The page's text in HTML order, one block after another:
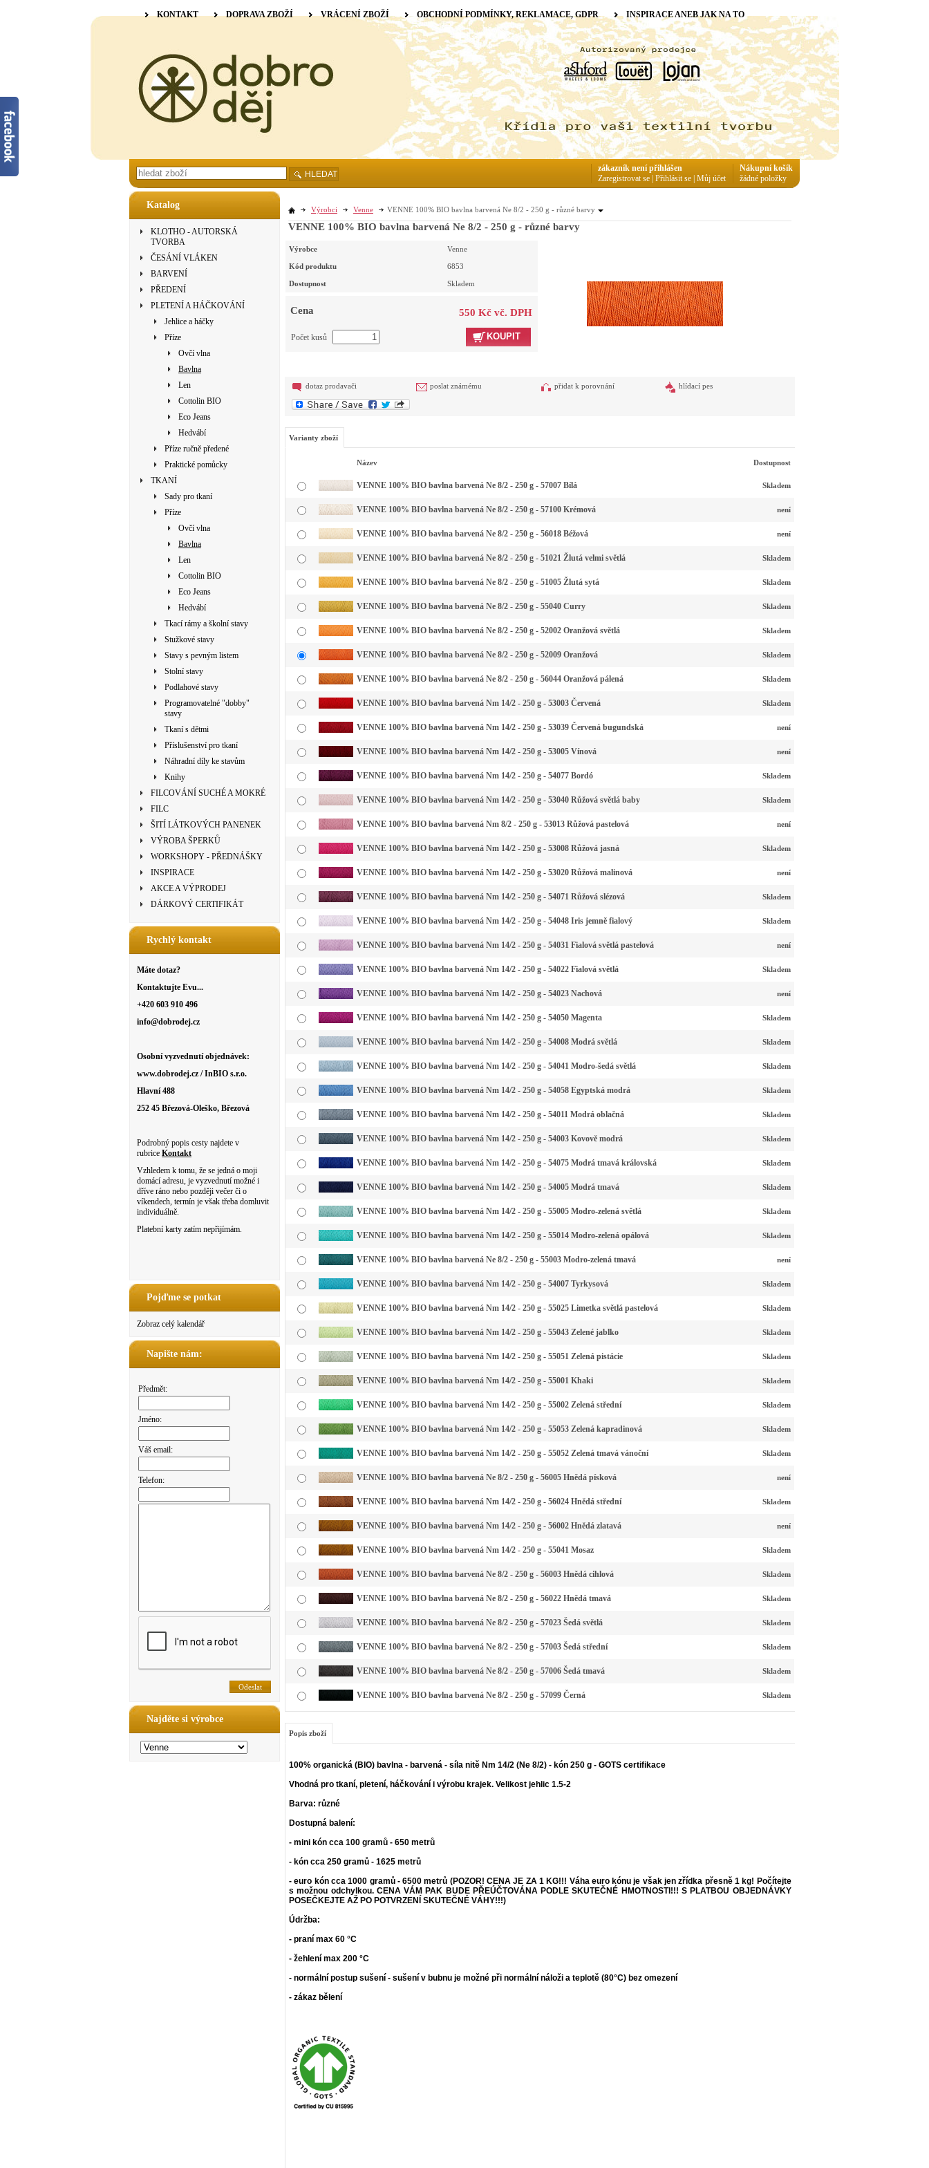
Katalog
KLOTHO - AUTORSKÁ
TVORBA
ČESÁNÍ VLÁKEN
BARVENÍ
PŘEDENÍ
PLETENÍ A HÁČKOVÁNÍ
Jehlice a háčky
Příze
Ovčí vlna
Bavlna
Len
Cottolin BIO
Eco Jeans
Hedvábí
Příze ručně předené
Praktické pomůcky
TKANÍ
Sady pro tkaní
Příze
Ovčí vlna
Bavlna
Len
Cottolin BIO
Eco Jeans
Hedvábí
Tkací rámy a školní stavy
Stužkové stavy
Stavy s pevným listem
Stolní stavy
Podlahové stavy
Programovatelné "dobby"
stavy
Tkaní s dětmi
Příslušenství pro tkaní
Náhradní díly ke stavům
Knihy
FILCOVÁNÍ SUCHÉ A MOKRÉ
FILC
ŠITÍ LÁTKOVÝCH PANENEK
VÝROBA ŠPERKŮ
WORKSHOPY - PŘEDNÁŠKY
INSPIRACE
AKCE A VÝPRODEJ
DÁRKOVÝ CERTIFIKÁT
Rychlý kontakt
Máte dotaz?
Kontaktujte Evu...
+420 603 910 496
info@dobrodej.cz
Osobní vyzvednutí objednávek:
www.dobrodej.cz / InBIO s.r.o.
Hlavní 488
252 45 Březová-Oleško, Březová
Podrobný popis cesty najdete v
rubrice Kontakt
Vzhledem k tomu, že se jedná o moji
domácí adresu, je vyzvednutí možné i
dříve ráno nebo později večer či o
víkendech, termín je však třeba domluvit
individuálně.
Platební karty zatím nepřijímám.
Pojďme se potkat
Zobraz celý kalendář
Napište nám:
Předmět:
Jméno:
Váš email:
Telefon:
Najděte si výrobce
Výrobci Venne VENNE 100% BIO bavlna barvená Ne 8/2 - 250 g - různé barvy
VENNE 100% BIO bavlna barvená Ne 8/2 - 250 g - různé barvy
Výrobce Venne
Kód produktu 6853
Dostupnost Skladem
Cena 550 Kč vč. DPH
KOUPIT
Počet kusů
dotaz prodavači poslat známému přidat k porovnání hlídací pes
Varianty zboží
Název Dostupnost
VENNE 100% BIO bavlna barvená Ne 8/2 - 250 g - 57007 Bílá Skladem
VENNE 100% BIO bavlna barvená Ne 8/2 - 250 g - 57100 Krémová není
VENNE 100% BIO bavlna barvená Ne 8/2 - 250 g - 56018 Béžová není
VENNE 100% BIO bavlna barvená Ne 8/2 - 250 g - 51021 Žlutá velmi světlá Skladem
VENNE 100% BIO bavlna barvená Ne 8/2 - 250 g - 51005 Žlutá sytá Skladem
VENNE 100% BIO bavlna barvená Ne 8/2 - 250 g - 55040 Curry Skladem
VENNE 100% BIO bavlna barvená Ne 8/2 - 250 g - 52002 Oranžová světlá Skladem
VENNE 100% BIO bavlna barvená Ne 8/2 - 250 g - 52009 Oranžová Skladem
VENNE 100% BIO bavlna barvená Ne 8/2 - 250 g - 56044 Oranžová pálená Skladem
VENNE 100% BIO bavlna barvená Nm 14/2 - 250 g - 53003 Červená Skladem
VENNE 100% BIO bavlna barvená Nm 14/2 - 250 g - 53039 Červená bugundská není
VENNE 100% BIO bavlna barvená Nm 14/2 - 250 g - 53005 Vínová není
VENNE 100% BIO bavlna barvená Nm 14/2 - 250 g - 54077 Bordó Skladem
VENNE 100% BIO bavlna barvená Nm 14/2 - 250 g - 53040 Růžová světlá baby Skladem
VENNE 100% BIO bavlna barvená Nm 8/2 - 250 g - 53013 Růžová pastelová není
VENNE 100% BIO bavlna barvená Nm 14/2 - 250 g - 53008 Růžová jasná Skladem
VENNE 100% BIO bavlna barvená Nm 14/2 - 250 g - 53020 Růžová malinová není
VENNE 100% BIO bavlna barvená Nm 14/2 - 250 g - 54071 Růžová slézová Skladem
VENNE 100% BIO bavlna barvená Nm 14/2 - 250 g - 54048 Iris jemně fialový Skladem
VENNE 100% BIO bavlna barvená Nm 14/2 - 250 g - 54031 Fialová světlá pastelová není
VENNE 100% BIO bavlna barvená Nm 14/2 - 250 g - 54022 Fialová světlá Skladem
VENNE 100% BIO bavlna barvená Nm 14/2 - 250 g - 54023 Nachová není
VENNE 100% BIO bavlna barvená Nm 14/2 - 250 g - 54050 Magenta Skladem
VENNE 100% BIO bavlna barvená Nm 14/2 - 250 g - 54008 Modrá světlá Skladem
VENNE 100% BIO bavlna barvená Nm 14/2 - 250 g - 54041 Modro-šedá světlá Skladem
VENNE 100% BIO bavlna barvená Nm 14/2 - 250 g - 54058 Egyptská modrá Skladem
VENNE 100% BIO bavlna barvená Nm 14/2 - 250 g - 54011 Modrá oblačná Skladem
VENNE 100% BIO bavlna barvená Nm 14/2 - 250 g - 54003 Kovově modrá Skladem
VENNE 100% BIO bavlna barvená Nm 14/2 - 250 g - 54075 Modrá tmavá královská Skladem
VENNE 100% BIO bavlna barvená Nm 14/2 - 250 g - 54005 Modrá tmavá Skladem
VENNE 100% BIO bavlna barvená Nm 14/2 - 250 g - 55005 Modro-zelená světlá Skladem
VENNE 100% BIO bavlna barvená Nm 14/2 - 250 g - 55014 Modro-zelená opálová Skladem
VENNE 100% BIO bavlna barvená Ne 8/2 - 250 g - 55003 Modro-zelená tmavá není
VENNE 100% BIO bavlna barvená Nm 14/2 - 250 g - 54007 Tyrkysová Skladem
VENNE 100% BIO bavlna barvená Nm 14/2 - 250 g - 55025 Limetka světlá pastelová Skladem
VENNE 100% BIO bavlna barvená Nm 14/2 - 250 g - 55043 Zelené jablko Skladem
VENNE 100% BIO bavlna barvená Nm 14/2 - 250 g - 55051 Zelená pistácie Skladem
VENNE 100% BIO bavlna barvená Nm 14/2 - 250 g - 55001 Khaki Skladem
VENNE 100% BIO bavlna barvená Nm 14/2 - 250 g - 55002 Zelená střední Skladem
VENNE 100% BIO bavlna barvená Nm 14/2 - 250 g - 55053 Zelená kapradinová Skladem
VENNE 100% BIO bavlna barvená Nm 14/2 - 250 g - 55052 Zelená tmavá vánoční Skladem
VENNE 100% BIO bavlna barvená Ne 8/2 - 250 g - 56005 Hnědá písková není
VENNE 100% BIO bavlna barvená Nm 14/2 - 250 g - 56024 Hnědá střední Skladem
VENNE 100% BIO bavlna barvená Nm 14/2 - 250 g - 56002 Hnědá zlatavá není
VENNE 100% BIO bavlna barvená Nm 14/2 - 250 g - 55041 Mosaz Skladem
VENNE 100% BIO bavlna barvená Ne 8/2 - 250 g - 56003 Hnědá cihlová Skladem
VENNE 100% BIO bavlna barvená Ne 8/2 - 250 g - 56022 Hnědá tmavá Skladem
VENNE 100% BIO bavlna barvená Ne 8/2 - 250 g - 57023 Šedá světlá Skladem
VENNE 100% BIO bavlna barvená Ne 8/2 - 250 g - 57003 Šedá střední Skladem
VENNE 100% BIO bavlna barvená Ne 8/2 - 250 g - 57006 Šedá tmavá Skladem
VENNE 100% BIO bavlna barvená Ne 8/2 - 250 g - 57099 Černá Skladem
Popis zboží
100% organická (BIO) bavlna - barvená - síla nitě Nm 14/2 (Ne 8/2) - kón 250 g - GOTS certifikace
Vhodná pro tkaní, pletení, háčkování i výrobu krajek. Velikost jehlic 1.5-2
Barva: různé
Dostupná balení:
- mini kón cca 100 gramů - 650 metrů
- kón cca 250 gramů - 1625 metrů
- euro kón cca 1000 gramů - 6500 metrů (POZOR! CENA JE ZA 1 KG!!! Váha euro kónu je však jen zřídka přesně 1 kg! Počítejte
s možnou odchylkou. CENA VÁM PAK BUDE PŘEÚČTOVÁNA PODLE SKUTEČNÉ HMOTNOSTI!!! S PLATBOU OBJEDNÁVKY
POSEČKEJTE AŽ PO POTVRZENÍ SKUTEČNÉ VÁHY!!!)
Údržba:
- praní max 60 °C
- žehlení max 200 °C
- normální postup sušení - sušení v bubnu je možné při normální náloži a teplotě (80°C) bez omezení
- zákaz bělení
KONTAKT DOPRAVA ZBOŽÍ VRÁCENÍ ZBOŽÍ OBCHODNÍ PODMÍNKY, REKLAMACE, GDPR INSPIRACE ANEB JAK NA TO
HLEDAT
Nákupní košík
žádné položky
zákazník není přihlášen
Zaregistrovat se Přihlásit se Můj účet